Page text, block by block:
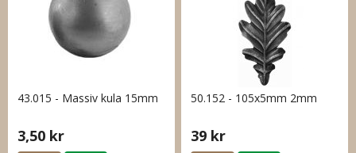
43.015 - Massiv kula 15mm
3,50 kr
50.152 - 105x5mm 2mm
39 kr